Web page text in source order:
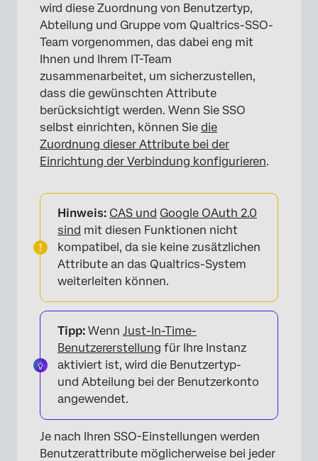
wird diese Zuordnung von Benutzertyp,
Abteilung und Gruppe vom Qualtrics-SSO-
Team vorgenommen, das dabei eng mit
Ihnen und Ihrem IT-Team
zusammenarbeitet, um sicherzustellen,
dass die gewünschten Attribute
berücksichtigt werden. Wenn Sie SSO
selbst einrichten, können Sie die
Zuordnung dieser Attribute bei der
Einrichtung der Verbindung konfigurieren.
Hinweis: CAS und Google OAuth 2.0
sind mit diesen Funktionen nicht
kompatibel, da sie keine zusätzlichen
Attribute an das Qualtrics-System
weiterleiten können.
Tipp: Wenn Just-In-Time-
Benutzererstellung für Ihre Instanz
aktiviert ist, wird die Benutzertyp-
und Abteilung bei der Benutzerkonto
angewendet.
Je nach Ihren SSO-Einstellungen werden
Benutzerattribute möglicherweise bei jeder